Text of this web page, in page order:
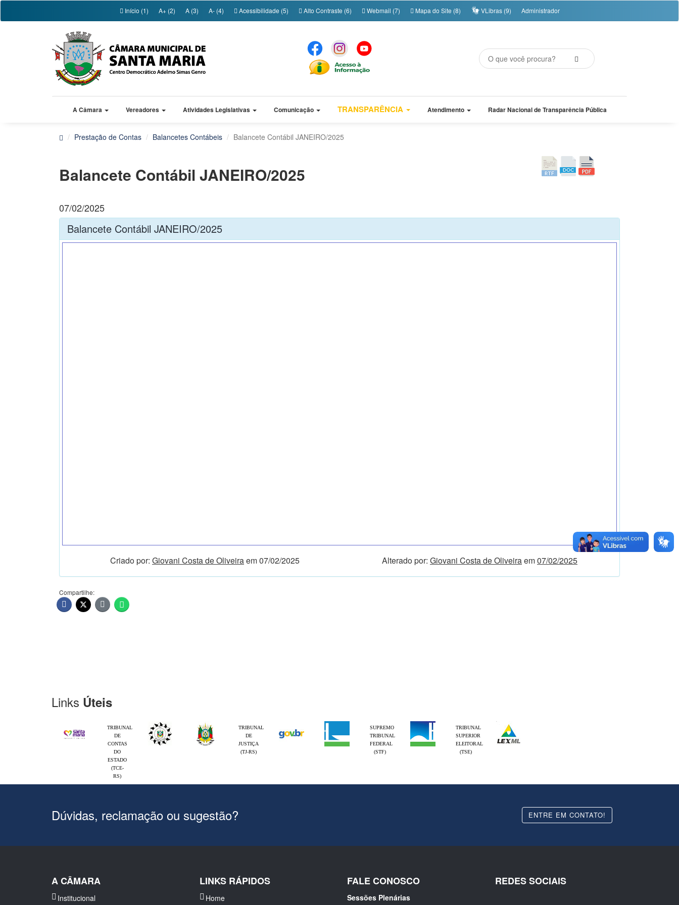
Início (1) A+ (2) A (3) A- (4) Acessibilidade (5) Alto Contraste (6) Webmail (7) Mapa do Site (8) VLibras (9) Administrador
A Câmara Vereadores Atividades Legislativas Comunicação TRANSPARÊNCIA Atendimento Radar Nacional de Transparência Pública
Prestação de Contas Balancetes Contábeis Balancete Contábil JANEIRO/2025
Balancete Contábil JANEIRO/2025
07/02/2025
Balancete Contábil JANEIRO/2025
Criado por: Giovani Costa de Oliveiraem 07/02/2025 Alterado por: Giovani Costa de Oliveiraem07/02/2025
Compartilhe:
Links Úteis
TRIBUNAL
DE
CONTAS
DO
ESTADO
(TCE-
RS)
TRIBUNAL
DE
JUSTIÇA
(TJ-RS)
SUPREMO
TRIBUNAL
FEDERAL
(STF)
TRIBUNAL
SUPERIOR
ELEITORAL
(TSE)
Dúvidas, reclamação ou sugestão? ENTRE EM CONTATO!
A CÂMARA
Institucional
LINKS RÁPIDOS
Home
FALE CONOSCO
Sessões Plenárias
REDES SOCIAIS